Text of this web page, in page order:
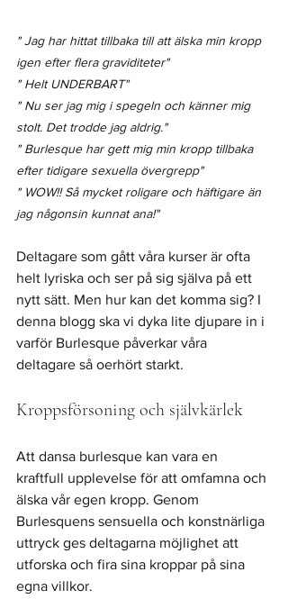
" Jag har hittat tillbaka till att älska min kropp
igen efter flera graviditeter"
" Helt UNDERBART"
" Nu ser jag mig i spegeln och känner mig
stolt. Det trodde jag aldrig."
" Burlesque har gett mig min kropp tillbaka
efter tidigare sexuella övergrepp"
" WOW!! Så mycket roligare och häftigare än
jag någonsin kunnat ana!"
Deltagare som gått våra kurser är ofta
helt lyriska och ser på sig själva på ett
nytt sätt. Men hur kan det komma sig? I
denna blogg ska vi dyka lite djupare in i
varför Burlesque påverkar våra
deltagare så oerhört starkt.
Kroppsförsoning och självkärlek
Att dansa burlesque kan vara en
kraftfull upplevelse för att omfamna och
älska vår egen kropp. Genom
Burlesquens sensuella och konstnärliga
uttryck ges deltagarna möjlighet att
utforska och fira sina kroppar på sina
egna villkor.